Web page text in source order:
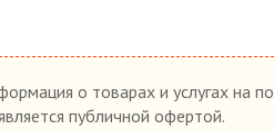
о товарах и услугах на
публичной офертой.